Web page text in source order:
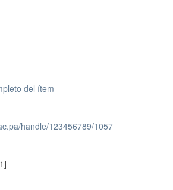
del ítem
handle/123456789/1057